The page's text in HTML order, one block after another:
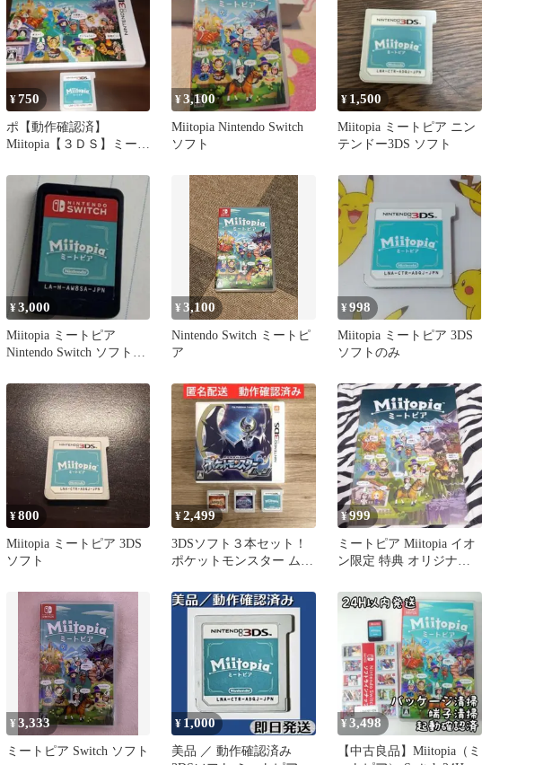
¥750
ポ【動作確認済】
Miitopia【３ＤＳ】ミート
¥3,100
Miitopia Nintendo Switch
ソフト
¥ 1,500
Miitopia ミートピア ニン
テンドー3DS ソフト
¥3,000
Miitopia ミートピア
Nintendo Switch ソフト
¥3,100
Nintendo Switch ミートピ
ア
¥998
Miitopia ミートピア 3DS
ソフトのみ
¥800
Miitopia ミートピア 3DS
ソフト
¥2,499
3DSソフト３本セット！
ポケットモンスター ムー
名配送！
¥999
ミートピア Miitopia イオ
ン限定 特典 オリジナル
¥3,333
ミートピア Switch ソフト
¥ 1,000
美品 ／ 動作確認済み
¥3,498
【中古良品】Miitopia（ミ